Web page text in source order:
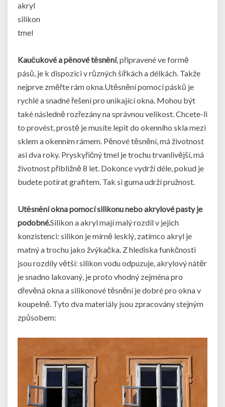
akryl
silikon
tmel
Kaučukové a pěnové těsnění, připravené ve formě
pásů, je k dispozici v různých šířkách a délkách. Takže
nejprve změřte rám okna.Utěsnění pomocí pásků je
rychlé a snadné řešení pro unikající okna. Mohou být
také následně rozřezány na správnou velikost. Chcete-li
to provést, prostě je musíte lepit do okenního skla mezi
sklem a okenním rámem. Pěnové těsnění, má životnost
asi dva roky. Pryskyřičný tmel je trochu trvanlivější, má
životnost přibližně 8 let. Dokonce vydrží déle, pokud je
budete potírat grafitem. Tak si guma udrží pružnost.
Utěsnění okna pomocí silikonu nebo akrylové pasty je
podobné.Silikon a akryl mají malý rozdíl v jejich
konzistenci: silikon je mírně lesklý, zatímco akryl je
matný a trochu jako žvýkačka. Z hlediska funkčnosti
jsou rozdíly větší: silikon vodu odpuzuje, akrylový nátěr
je snadno lakovaný, je proto vhodný zejména pro
dřevěná okna a silikonové těsnění je dobré pro okna v
koupelně. Tyto dva materiály jsou zpracovány stejným
způsobem: